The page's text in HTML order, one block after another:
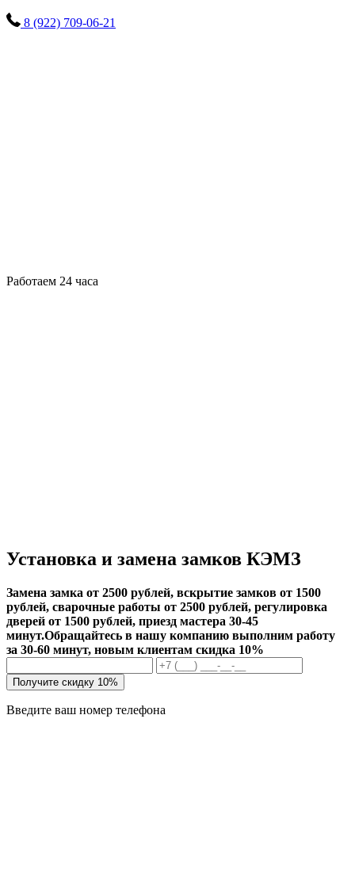
8 (922) 709-06-21
Работаем 24 часа
Установка и замена замков КЭМЗ
Замена замка от 2500 рублей, вскрытие замков от 1500
рублей, сварочные работы от 2500 рублей, регулировка
дверей от 1500 рублей, приезд мастера 30-45
минут.Обращайтесь в нашу компанию выполним работу
за 30-60 минут, новым клиентам скидка 10%
Получите скидку 10%
Введите ваш номер телефона